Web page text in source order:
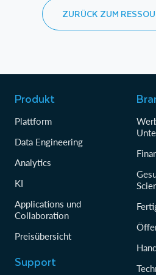
ZURÜCK ZUM
Produkt
Plattform
Data Engineering
Analytics
KI
Applications und
Collaboration
Preisübersicht
Support